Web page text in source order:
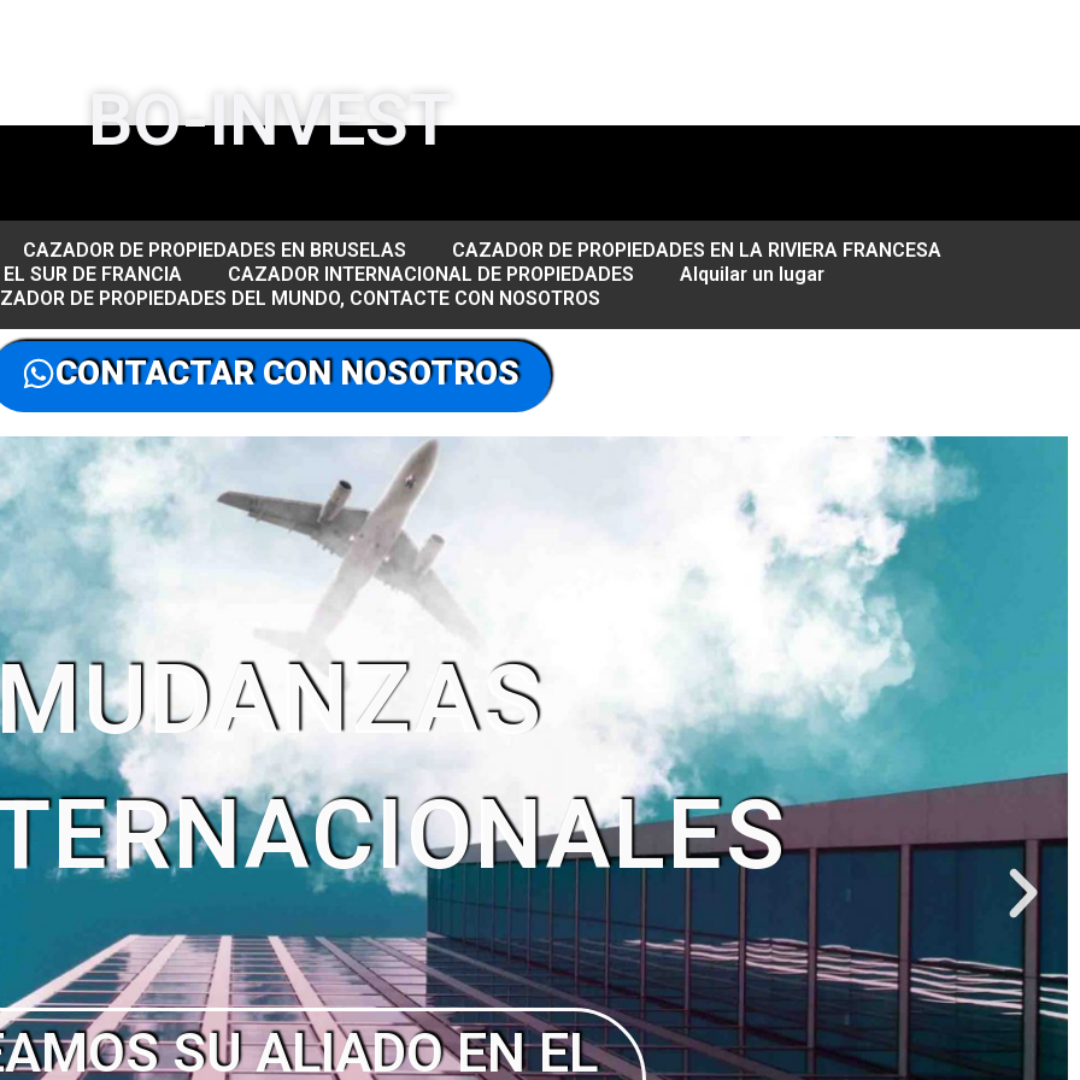
BO-INVEST
CAZADOR DE PROPIEDADES EN BRUSELAS
CAZADOR DE PROPIEDADES EN LA RIVIERA FRANCESA
SUR DE FRANCIA
CAZADOR INTERNACIONAL DE PROPIEDADES
Alquilar un lugar
DE PROPIEDADES DEL MUNDO, CONTACTE CON NOSOTROS
CONTACTAR CON NOSOTROS
SIN RIESGO
QUE PAGAR SI NO
SU SUEÑO